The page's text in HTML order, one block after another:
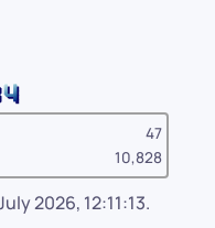
47
10,828
2026, 12:11:13.